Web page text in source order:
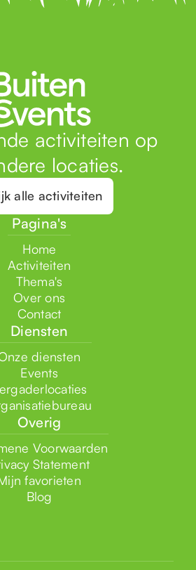
activiteiten op
locaties.
alle activiteiten
Pagina's
Home
Activiteiten
Thema's
Over ons
Contact
Diensten
diensten
Events
Overig
Voorwaarden
Statement
favorieten
Blog